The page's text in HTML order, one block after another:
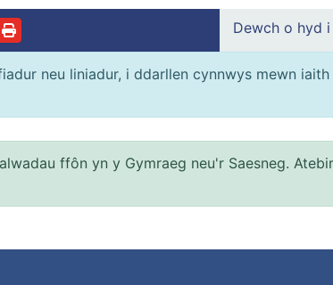
Dewch o hyd
neu liniadur, i ddarllen cynnwys mewn
ffôn yn y Gymraeg neu'r Saesneg.